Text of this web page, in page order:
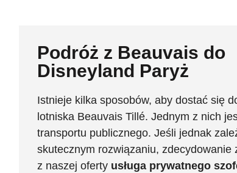
Podróż z Beauvais do
Disneyland Paryż
Istnieje kilka sposobów, aby dostać się
lotniska Beauvais Tillé. Jednym z nich
transportu publicznego. Jeśli jednak
skutecznym rozwiązaniu, zdecydowanie
z naszej oferty usługa prywatnego